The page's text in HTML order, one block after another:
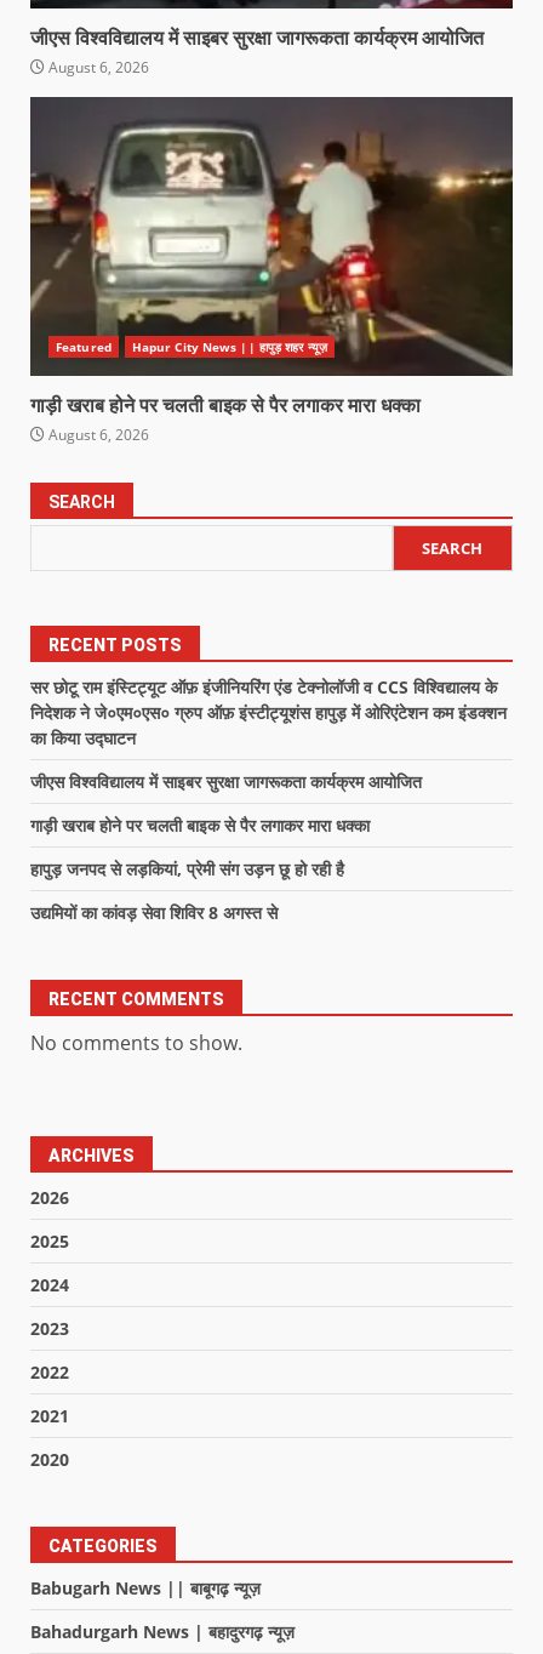
जीएस विश्वविद्यालय में साइबर सुरक्षा जागरूकता कार्यक्रम आयोजित
August 6, 2026
Featured Hapur City News || हापुड़ शहर न्यूज़
गाड़ी खराब होने पर चलती बाइक से पैर लगाकर मारा धक्का
August 6, 2026
SEARCH
SEARCH
RECENT POSTS
सर छोटू राम इंस्टिट्यूट ऑफ़ इंजीनियरिंग एंड टेक्नोलॉजी व CCS विश्विद्यालय के
निदेशक ने जे०एम०एस० ग्रुप ऑफ़ इंस्टीट्यूशंस हापुड़ में ओरिएंटेशन कम इंडक्शन
का किया उद्घाटन
जीएस विश्वविद्यालय में साइबर सुरक्षा जागरूकता कार्यक्रम आयोजित
गाड़ी खराब होने पर चलती बाइक से पैर लगाकर मारा धक्का
हापुड़ जनपद से लड़कियां, प्रेमी संग उड़न छू हो रही है
उद्यमियों का कांवड़ सेवा शिविर 8 अगस्त से
RECENT COMMENTS
No comments to show.
ARCHIVES
2026
2025
2024
2023
2022
2021
2020
CATEGORIES
Babugarh News || बाबूगढ़ न्यूज़
Bahadurgarh News | बहादुरगढ़ न्यूज़